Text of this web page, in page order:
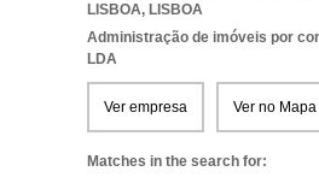
LISBOA, LISBOA
Administração de imóveis por
LDA
Ver empresa Ver no Mapa
Matches in the search for: